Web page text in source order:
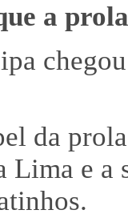
a
da
Lima e a